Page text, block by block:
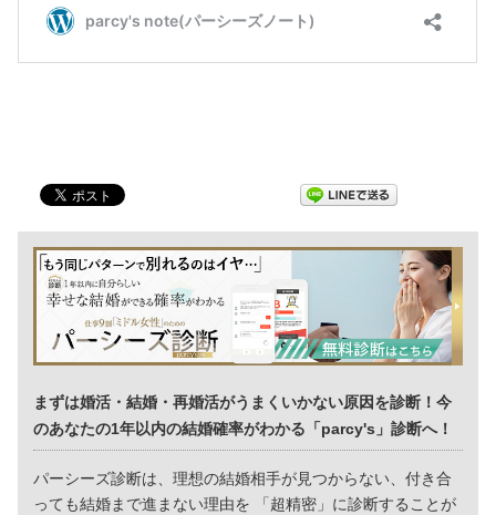
まずは婚活・結婚・再婚活がうまくいかない原因を診断！今
のあなたの1年以内の結婚確率がわかる「parcy's」診断へ！
パーシーズ診断は、理想の結婚相手が見つからない、付き合
っても結婚まで進まない理由を 「超精密」に診断することが